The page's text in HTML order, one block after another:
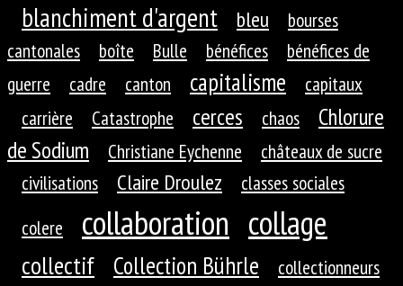
blanchiment d'argent bleu
bourses
cantonales
boîte Bulle bénéfices
bénéfices de
guerre
cadre canton capitalisme
capitaux
carrière
Catastrophe cerces chaos
Chlorure
de Sodium
Christiane Eychenne
châteaux de sucre
civilisations
Claire Droulez
classes sociales
colere
collaboration collage
collectif Collection Bührle collectionneurs